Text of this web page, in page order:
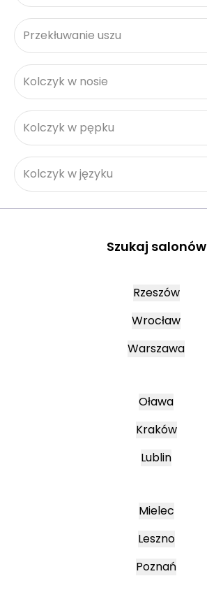
Przekłuwanie uszu
Kolczyk w nosie
Kolczyk w pępku
Kolczyk w języku
Szukaj salonów
Rzeszów
Wrocław
Warszawa
Oława
Kraków
Lublin
Mielec
Leszno
Poznań